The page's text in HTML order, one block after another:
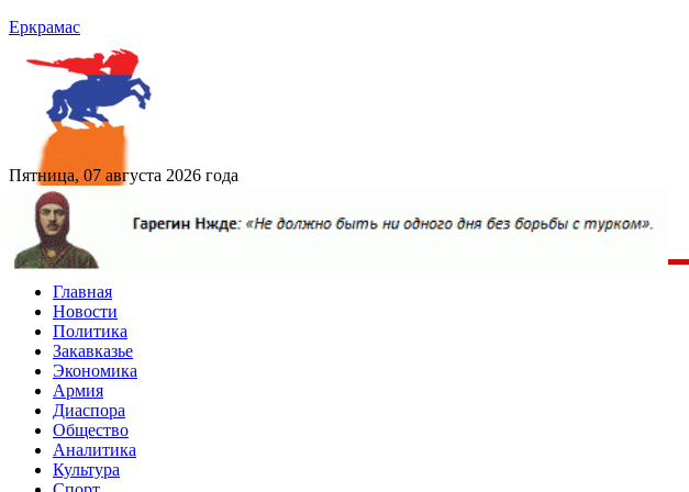
Еркрамас
Пятница, 07 августа 2026 года
Главная
Новости
Политика
Закавказье
Экономика
Армия
Диаспора
Общество
Аналитика
Культура